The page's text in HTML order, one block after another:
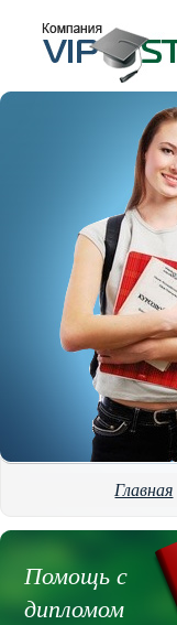
Главная
Помощь с
дипломом